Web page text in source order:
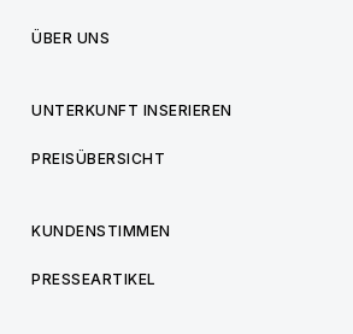
ÜBER UNS
UNTERKUNFT INSERIEREN
PREISÜBERSICHT
KUNDENSTIMMEN
PRESSEARTIKEL